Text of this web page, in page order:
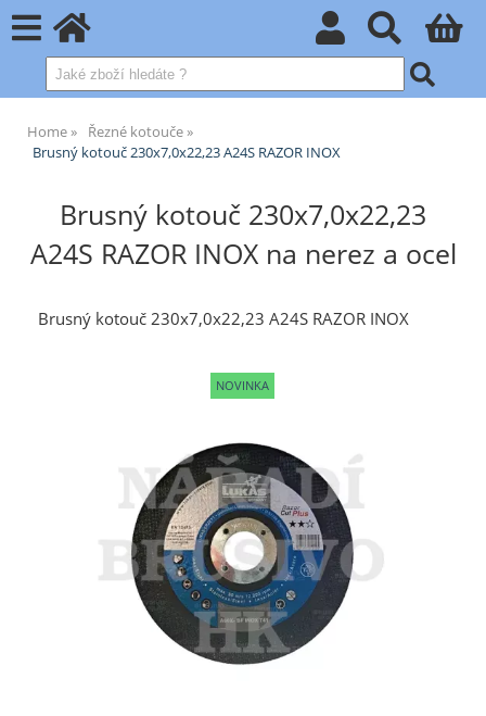
Home
Řezné kotouče
Brusný kotouč 230x7,0x22,23 A24S RAZOR INOX
Brusný kotouč 230x7,0x22,23
A24S RAZOR INOX na nerez a ocel
Brusný kotouč 230x7,0x22,23 A24S RAZOR INOX